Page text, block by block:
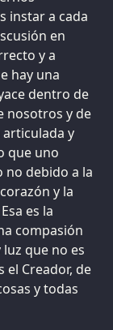
instar a cada
en
y a
hay una
dentro de
nosotros y de
y
que uno
no debido a la
y la
es la
compasión
que no es
el Creador, de
y todas